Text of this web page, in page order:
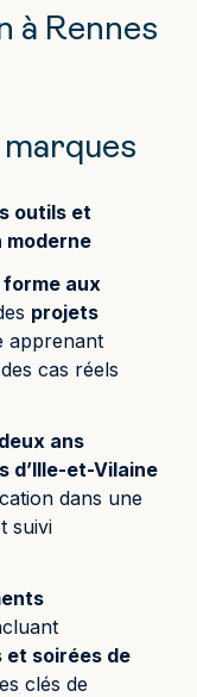
à Rennes
outils et
moderne
forme aux
projets
apprenant
cas réels
ans
d’Ille-et-Vilaine
dans une
suivi
soirées de
clés de